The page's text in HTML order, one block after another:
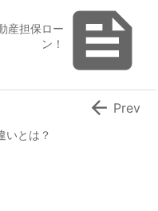

産担保ロー
ン！
いとは？
 Prev